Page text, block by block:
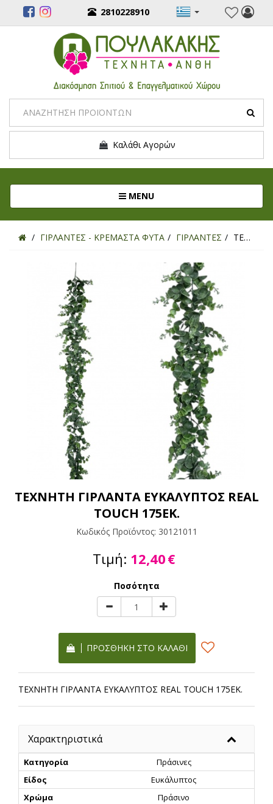
2810228910
Καλάθι Αγορών
MENUToggle navigation
ΓΙΡΛΑΝΤΕΣ - ΚΡΕΜΑΣΤΑ ΦΥΤΑ ΓΙΡΛΑΝΤΕΣ ΤΕΧΝΗΤΗ ΓΙΡΛΑΝΤΑ ΕΥΚΑΛΥΠΤΟΣ REAL TOUCH 175ΕΚ.
ΤΕΧΝΗΤΗ ΓΙΡΛΑΝΤΑ ΕΥΚΑΛΥΠΤΟΣ REAL
TOUCH 175ΕΚ.
Κωδικός Προϊόντος: 30121011
Τιμή: 12,40€
Ποσότητα
ΠΡΟΣΘΉΚΗ ΣΤΟ ΚΑΛΆΘΙ
ΤΕΧΝΗΤΗ ΓΙΡΛΑΝΤΑ ΕΥΚΑΛΥΠΤΟΣ REAL TOUCH 175ΕΚ.
Χαρακτηριστικά
Κατηγορία
Πράσινες
Είδος
Ευκάλυπτος
Χρώμα
Πράσινο